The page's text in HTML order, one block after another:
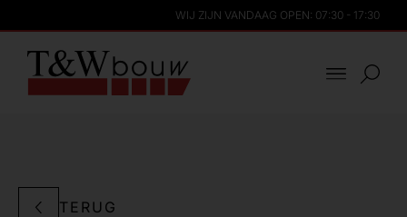
WIJ ZIJN VANDAAG OPEN: 07:30 - 17:30
TERUG